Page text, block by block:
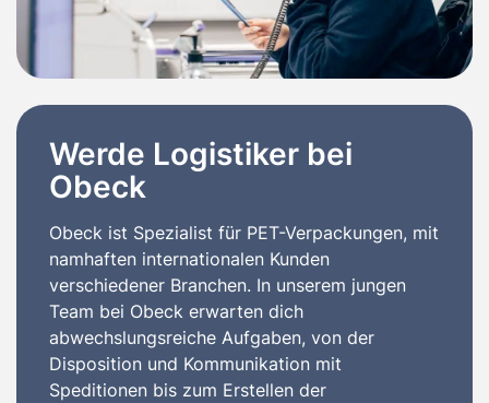
Werde Logistiker bei
Obeck
Obeck ist Spezialist für PET-Verpackungen, mit
namhaften internationalen Kunden
verschiedener Branchen. In unserem jungen
Team bei Obeck erwarten dich
abwechslungsreiche Aufgaben, von der
Disposition und Kommunikation mit
Speditionen bis zum Erstellen der